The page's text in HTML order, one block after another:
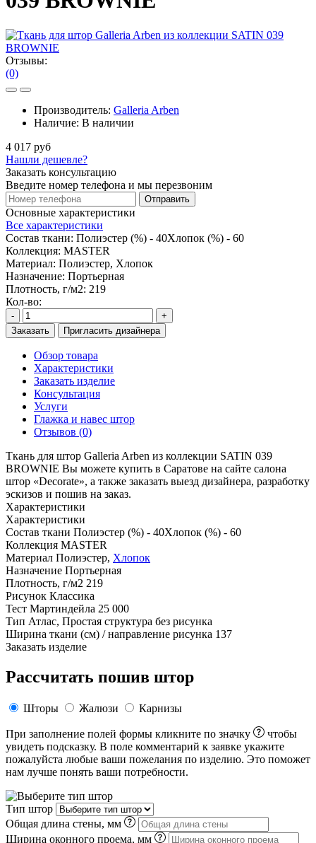
Отзывы:
(0)
Производитель: Galleria Arben
Наличие: В наличии
4 017 руб
Нашли дешевле?
Заказать консультацию
Введите номер телефона и мы перезвоним
Отправить
Основные характеристики
Все характеристики
Состав ткани: Полиэстер (%) - 40Хлопок (%) - 60
Коллекция: MASTER
Материал: Полиэстер, Хлопок
Назначение: Портьерная
Плотность, г/м2: 219
Кол-во:
-
+
Заказать
Пригласить дизайнера
Обзор товара
Характеристики
Заказать изделие
Консультация
Услуги
Глажка и навес штор
Отзывов (0)
Ткань для штор Galleria Arben из коллекции SATIN 039
BROWNIE Вы можете купить в Саратове на сайте салона
штор «Decorate», а также заказать выезд дизайнера, разработку
эскизов и пошив на заказ.
Характеристики
Характеристики
Состав ткани Полиэстер (%) - 40Хлопок (%) - 60
Коллекция MASTER
Материал Полиэстер, Хлопок
Назначение Портьерная
Плотность, г/м2 219
Рисунок Классика
Тест Мартиндейла 25 000
Тип Атлас, Простая структура без рисунка
Ширина ткани (см) / направление рисунка 137
Заказать изделие
Рассчитать пошив штор
Шторы Жалюзи Карнизы
При заполнение полей формы кликните по значку
чтобы
увидеть подсказку. В поле комментарий к заявке укажите
пожалуйста любые ваши пожелания по изделию. Это поможет
нам лучше понять ваши потребности.
Тип штор
Общая длина стены, мм
Ширина оконного проема, мм